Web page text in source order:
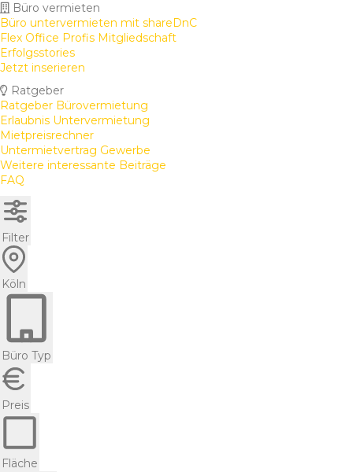
Büro vermieten
Büro untervermieten mit shareDnC
Flex Office Profis Mitgliedschaft
Erfolgsstories
Jetzt inserieren
Ratgeber
Ratgeber Bürovermietung
Erlaubnis Untervermietung
Mietpreisrechner
Untermietvertrag Gewerbe
Weitere interessante Beiträge
FAQ
Filter
Köln
Büro Typ
Preis
Fläche